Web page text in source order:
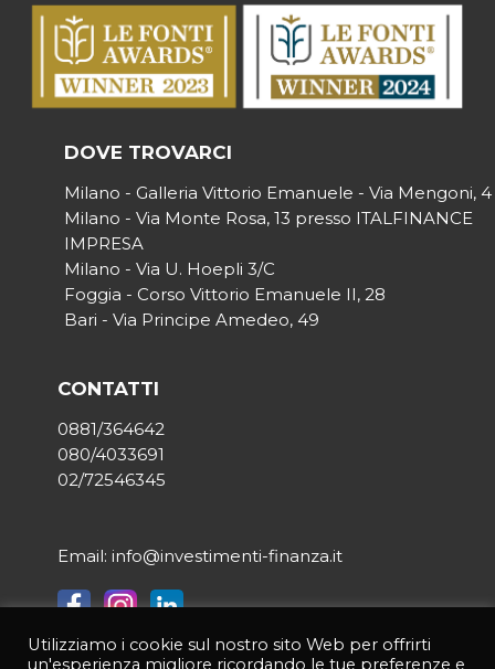
DOVE TROVARCI
Milano - Galleria Vittorio Emanuele - Via Mengoni, 4
Milano - Via Monte Rosa, 13 presso ITALFINANCE
IMPRESA
Milano - Via U. Hoepli 3/C
Foggia - Corso Vittorio Emanuele II, 28
Bari - Via Principe Amedeo, 49
CONTATTI
0881/364642
080/4033691
02/72546345
Email: info@investimenti-finanza.it
© 2021 INVESTIMENTI & FINANZA | Tutti i diritti riservati | P.IVA
Utilizziamo i cookie sul nostro sito Web per offrirti
un'esperienza migliore ricordando le tue preferenze e